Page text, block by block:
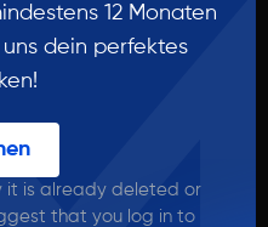
12 Monaten
dein perfektes
it is already deleted or
that you log in to